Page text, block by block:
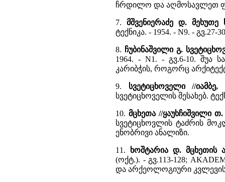
ჩრდილო და აღმოსავლეთ
7. მშვენიერაძე დ. მეხუთე
ტექნიკა. - 1954. - N9. - გვ.27-
8. ჩუბინაშვილი გ.
1964. - N1. - გვ.6-10. შუა
კარიბჭის, როგორც
9. სვეტიცხოველი //
სვეტიცხოველის შესახებ.
10. მცხეთა //ყაუხჩიშვილი
სვეტიცხოვლის ტაძრის
ენობრივი ანალიზი.
11. ხოშტარია დ. მცხეთის
(ოქტ.). - გვ.113-128;
და არქეოლოგიური კვლევის